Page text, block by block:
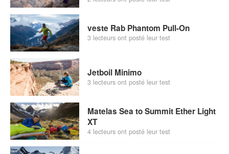
veste Rab Phantom Pull-On
3 lecteurs ont posté leur test
Jetboil Minimo
3 lecteurs ont posté leur test
Matelas Sea to Summit Ether Light
XT
4 lecteurs ont posté leur test